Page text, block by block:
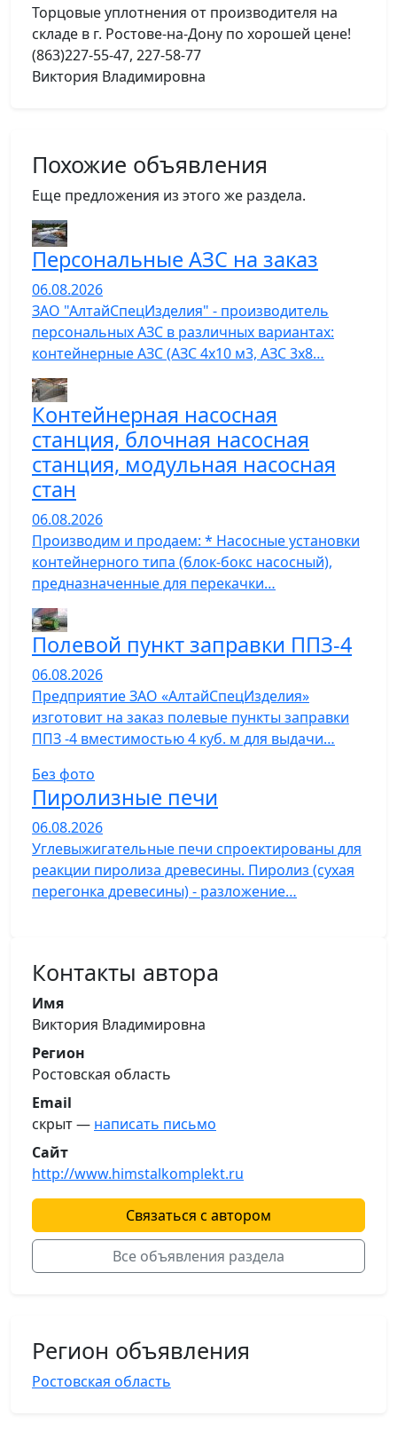
Торцовые уплотнения от производителя на
складе в г. Ростове-на-Дону по хорошей цене!
(863)227-55-47, 227-58-77
Виктория Владимировна
Похожие объявления
Еще предложения из этого же раздела.
Персональные АЗС на заказ
06.08.2026
ЗАО "АлтайСпецИзделия" - производитель
персональных АЗС в различных вариантах:
контейнерные АЗС (АЗС 4х10 м3, АЗС 3х8…
Контейнерная насосная
станция, блочная насосная
станция, модульная насосная
стан
06.08.2026
Производим и продаем: * Насосные установки
контейнерного типа (блок-бокс насосный),
предназначенные для перекачки…
Полевой пункт заправки ППЗ-4
06.08.2026
Предприятие ЗАО «АлтайСпецИзделия»
изготовит на заказ полевые пункты заправки
ППЗ -4 вместимостью 4 куб. м для выдачи…
Без фото
Пиролизные печи
06.08.2026
Углевыжигательные печи спроектированы для
реакции пиролиза древесины. Пиролиз (сухая
перегонка древесины) - разложение…
Контакты автора
Имя
Виктория Владимировна
Регион
Ростовская область
Email
скрыт — написать письмо
Сайт
http://www.himstalkomplekt.ru
Связаться с автором
Все объявления раздела
Регион объявления
Ростовская область